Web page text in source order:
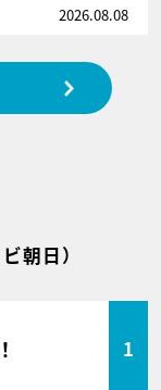
2026.08.08
朝日）
1